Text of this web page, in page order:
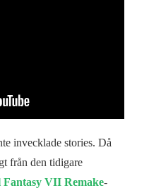
invecklade stories. Då
från den tidigare
Fantasy VII Remake-